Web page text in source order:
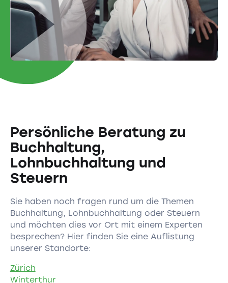
Persönliche Beratung zu
Buchhaltung,
Lohnbuchhaltung und
Steuern
Sie haben noch fragen rund um die Themen
Buchhaltung, Lohnbuchhaltung oder Steuern
und möchten dies vor Ort mit einem Experten
besprechen? Hier finden Sie eine Auflistung
unserer Standorte:
Zürich
Winterthur